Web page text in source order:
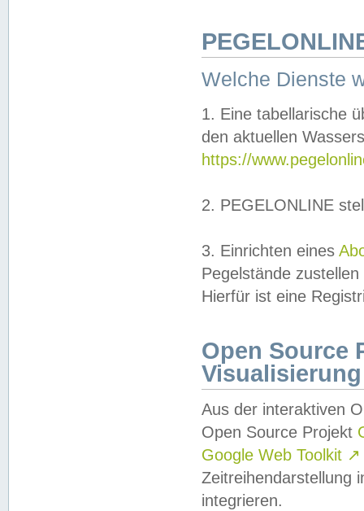
Welche Dienste
1. Eine tabellarische
den aktuellen
https://
2. PEGELONLINE
3. Einrichten eines
Pegelstände
Hierfür ist eine
Open Source
Visualisierung
Aus der interaktiven
Open Source Projekt
Google Web Toolkit ↗
Zeitreihendarstellung
integrieren.